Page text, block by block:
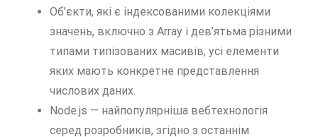
Об’єкти, які є індексованими колекціями
значень, включно з Array і дев’ятьма різними
типами типізованих масивів, усі елементи
яких мають конкретне представлення
числових даних.
Node.js — найпопулярніша вебтехнологія
серед розробників, згідно з останнім